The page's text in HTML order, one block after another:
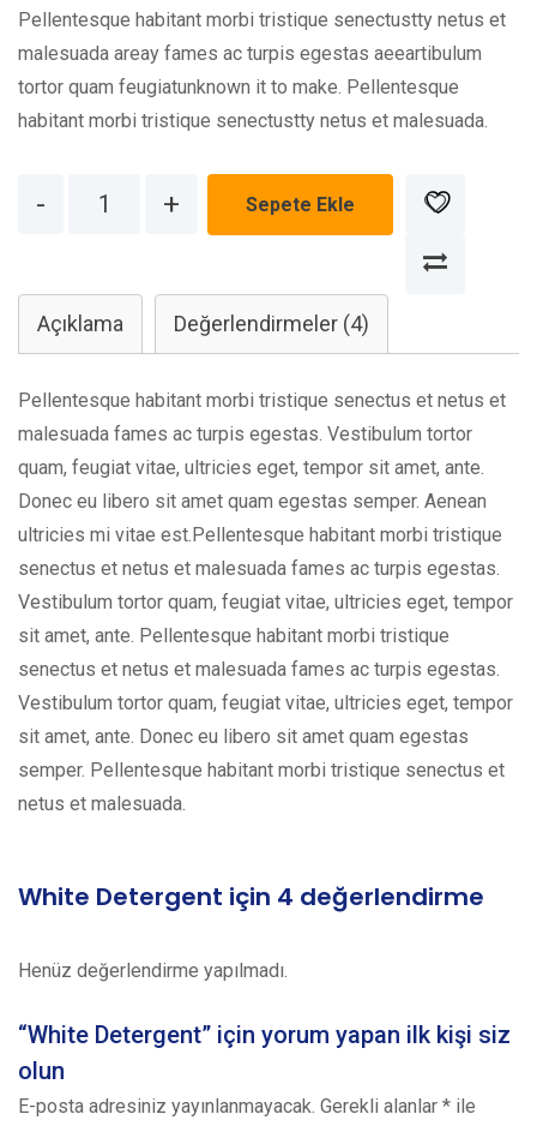
Pellentesque habitant morbi tristique senectustty netus et
malesuada areay fames ac turpis egestas aeeartibulum
tortor quam feugiatunknown it to make. Pellentesque
habitant morbi tristique senectustty netus et malesuada.
Sepete Ekle
Açıklama Değerlendirmeler (4)
Pellentesque habitant morbi tristique senectus et netus et
malesuada fames ac turpis egestas. Vestibulum tortor
quam, feugiat vitae, ultricies eget, tempor sit amet, ante.
Donec eu libero sit amet quam egestas semper. Aenean
ultricies mi vitae est.Pellentesque habitant morbi tristique
senectus et netus et malesuada fames ac turpis egestas.
Vestibulum tortor quam, feugiat vitae, ultricies eget, tempor
sit amet, ante. Pellentesque habitant morbi tristique
senectus et netus et malesuada fames ac turpis egestas.
Vestibulum tortor quam, feugiat vitae, ultricies eget, tempor
sit amet, ante. Donec eu libero sit amet quam egestas
semper. Pellentesque habitant morbi tristique senectus et
netus et malesuada.
White Detergent için 4 değerlendirme
Henüz değerlendirme yapılmadı.
“White Detergent” için yorum yapan ilk kişi siz
olun
E-posta adresiniz yayınlanmayacak. Gerekli alanlar * ile